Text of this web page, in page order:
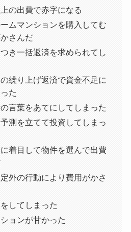
の出費で赤字になる
ムマンションを購入してむ
さんだ
き一括返済を求められてし
繰り上げ返済で資金不足に
た
言葉をあてにしてしまった
測を立てて投資してしまっ
着目して物件を選んで出費
外の行動により費用がかさ
してしまった
ョンが甘かった